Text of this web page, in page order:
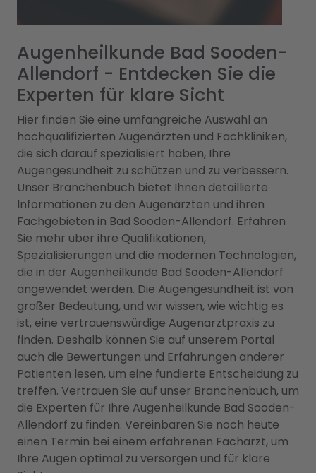
Augenheilkunde Bad Sooden-
Allendorf - Entdecken Sie die
Experten für klare Sicht
Hier finden Sie eine umfangreiche Auswahl an
hochqualifizierten Augenärzten und Fachkliniken,
die sich darauf spezialisiert haben, Ihre
Augengesundheit zu schützen und zu verbessern.
Unser Branchenbuch bietet Ihnen detaillierte
Informationen zu den Augenärzten und ihren
Fachgebieten in Bad Sooden-Allendorf. Erfahren
Sie mehr über ihre Qualifikationen,
Spezialisierungen und die modernen Technologien,
die in der Augenheilkunde Bad Sooden-Allendorf
angewendet werden. Die Augengesundheit ist von
großer Bedeutung, und wir wissen, wie wichtig es
ist, eine vertrauenswürdige Augenarztpraxis zu
finden. Deshalb können Sie auf unserem Portal
auch die Bewertungen und Erfahrungen anderer
Patienten lesen, um eine fundierte Entscheidung zu
treffen. Vertrauen Sie auf unser Branchenbuch, um
die Experten für Ihre Augenheilkunde Bad Sooden-
Allendorf zu finden. Vereinbaren Sie noch heute
einen Termin bei einem erfahrenen Facharzt, um
Ihre Augen optimal zu versorgen und für klare